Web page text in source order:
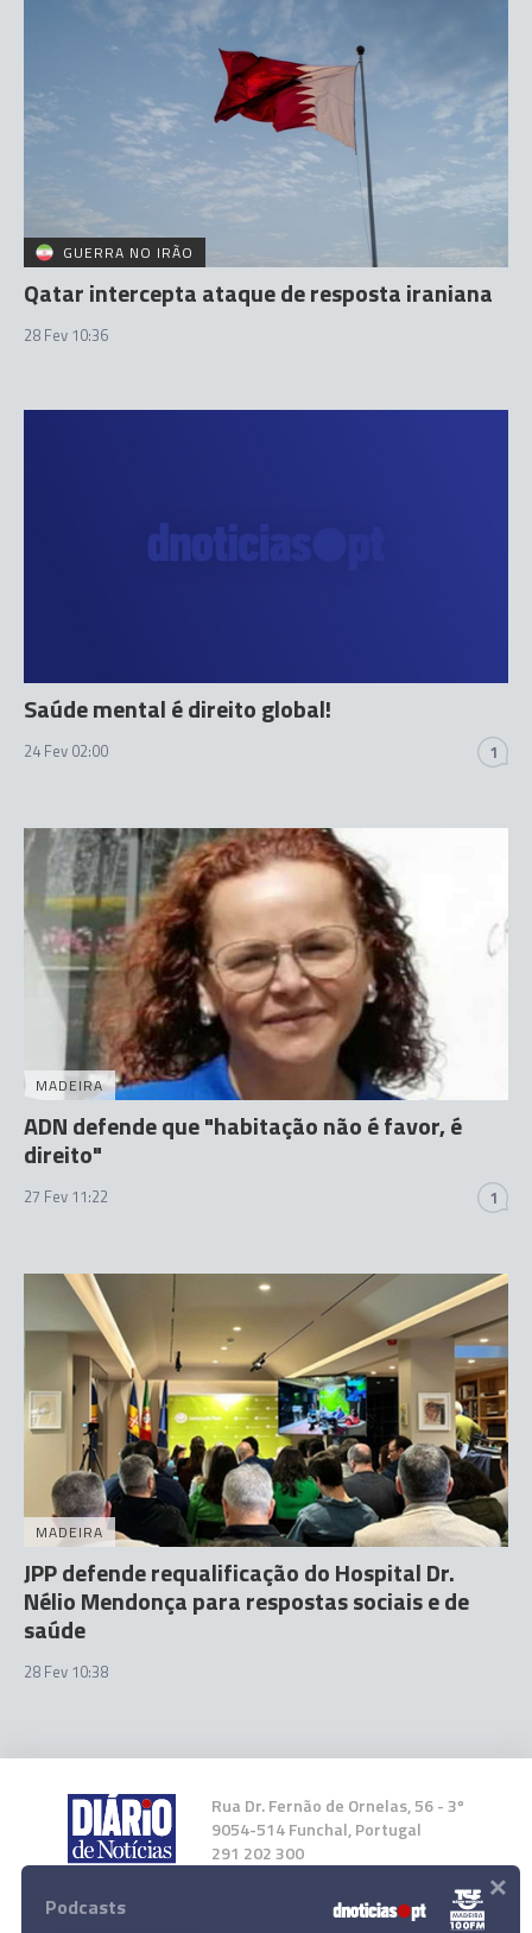
GUERRA NO IRÃO
Qatar intercepta ataque de resposta iraniana
28 Fev 10:36
Saúde mental é direito global!
24 Fev 02:00 1
MADEIRA
ADN defende que "habitação não é favor, é
direito"
27 Fev 11:22 1
MADEIRA
JPP defende requalificação do Hospital Dr.
Nélio Mendonça para respostas sociais e de
saúde
28 Fev 10:38
Rua Dr. Fernão de Ornelas, 56 - 3º
9054-514 Funchal, Portugal
291 202 300
Instale a nossa App
Podcasts ×